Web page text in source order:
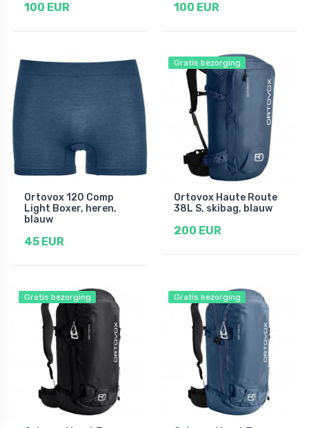
100 EUR 100 EUR
Ortovox 120 Comp
Light Boxer, heren,
blauw
45 EUR
Gratis bezorging
Ortovox Haute Route
38L S, skibag, blauw
200 EUR
Gratis bezorging Gratis bezorging